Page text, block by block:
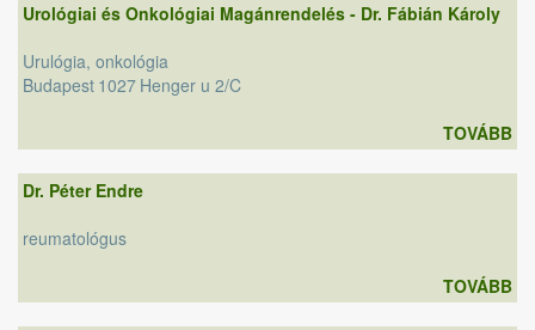
Urológiai és Onkológiai Magánrendelés - Dr. Fábián Károly
Urulógia, onkológia
Budapest 1027 Henger u 2/C
TOVÁBB
Dr. Péter Endre
reumatológus
TOVÁBB